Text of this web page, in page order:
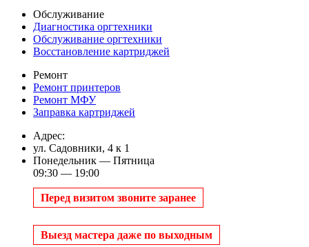
Обслуживание
Диагностика оргтехники
Обслуживание оргтехники
Восстановление картриджей
Ремонт
Ремонт принтеров
Ремонт МФУ
Заправка картриджей
Адрес:
ул. Садовники, 4 к 1
Понедельник — Пятница
09:30 — 19:00
Перед визитом звоните заранее
Выезд мастера даже по выходным